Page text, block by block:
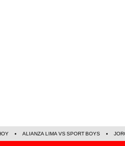
ALIANZA LIMA VS SPORT BOYS